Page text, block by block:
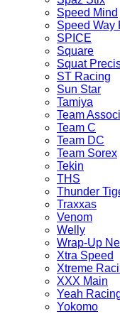
Speed Mind
Speed Way
SPICE
Square
Squat
ST Racing
Sun Star
Tamiya
Team
Team C
Team DC
Team Sorex
Tekin
THS
Thunder
Traxxas
Venom
Welly
Wrap-Up
Xtra Speed
Xtreme
XXX Main
Yeah
Yokomo